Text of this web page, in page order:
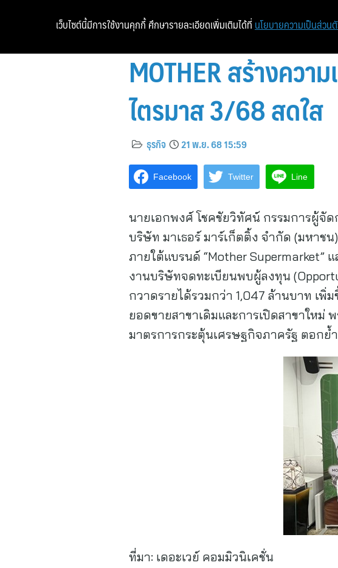
MOTHER สร้างคว
ไตรมาส 3/68 สดใส
ธุรกิจ 21 พ.ย. 68 15:59
Facebook Twitter Line
นายเอกพงศ์ โชคชัยวิทัศน์ กรรมการผู้จั
บริษัท มาเธอร์ มาร์เก็ตติ้ง จำกัด (มหาช
ภายใต้แบรนด์ “Mother Supermarket”
งานบริษัทจดทะเบียนพบผู้ลงทุน
กวาดรายได้รวมกว่า 1,047 ล้านบาท เพิ่
ยอดขายสาขาเดิมและการเปิดสาขาใหม่
มาตรการกระตุ้นเศรษฐกิจภาครัฐ ตอกย้
ที่มา: เดอะเวย์ คอมมิวนิเคชั่น
เว็บไซต์นี้มีการใช้งานคุกกี้ ศึกษารายละเอียดเพิ่มเติมได้ที่ นโยบายความเป็นส่วน